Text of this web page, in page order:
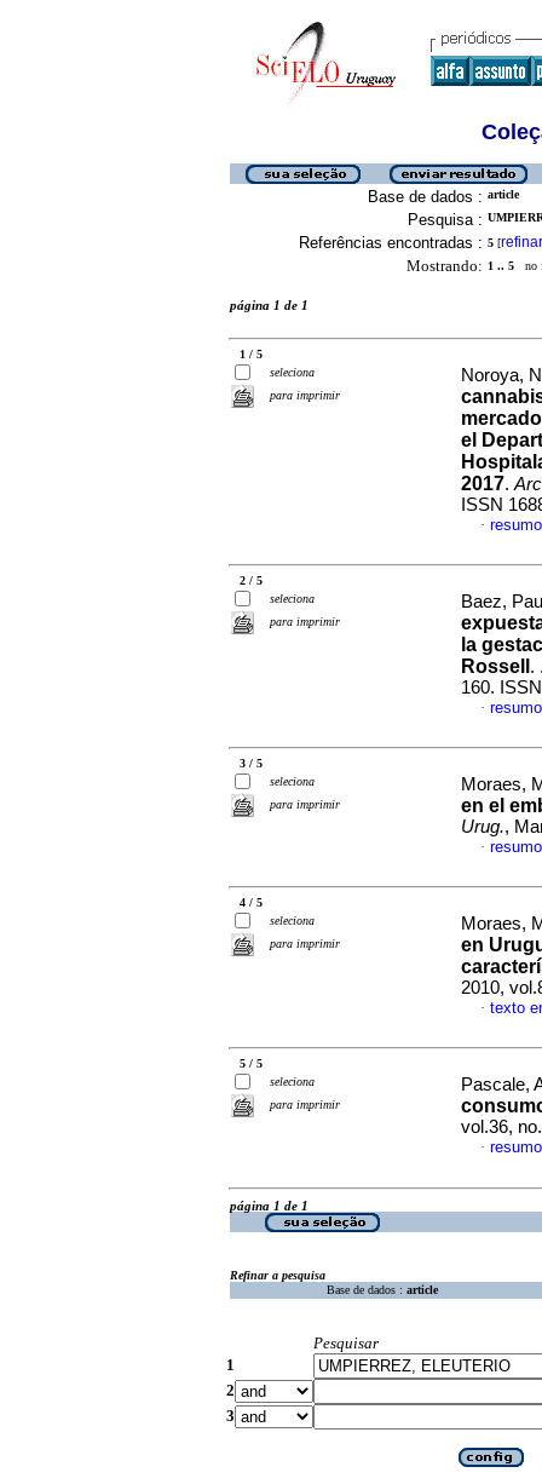
Base de dados : article
Pesquisa :
Referências encontradas : 5 [refinar
Mostrando: 1 .. 5 no
página 1 de 1
1 / 5
seleciona
para imprimir
Noroya,
el
2017.
ISSN
·
2 / 5
seleciona
para imprimir
Baez,
la
Rossell .
160.
·
3 / 5
seleciona
para imprimir
Moraes,
en el
Urug.,
·
4 / 5
seleciona
para imprimir
Moraes,
en
2010,
· texto
5 / 5
seleciona
para imprimir
Pascale,
vol.36,
·
página 1 de 1
Refinar a pesquisa
Base de dados : article
Pesquisar
1
2
3